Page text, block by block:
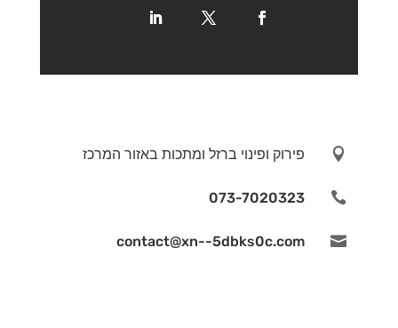
 פירוק ופינוי ברזל ומתכות באזור המרכז

073-7020323

contact@xn--5dbks0c.com